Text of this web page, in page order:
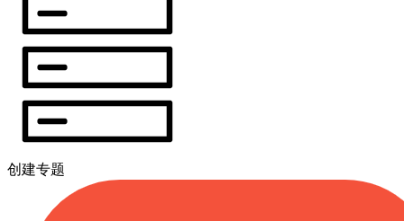
创建专题